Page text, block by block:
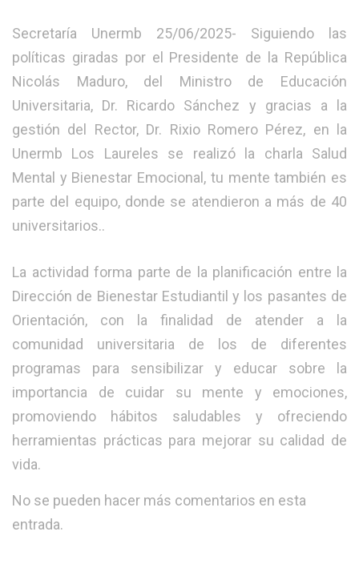
Secretaría Unermb 25/06/2025- Siguiendo las
políticas giradas por el Presidente de la República
Nicolás Maduro, del Ministro de Educación
Universitaria, Dr. Ricardo Sánchez y gracias a la
gestión del Rector, Dr. Rixio Romero Pérez, en la
Unermb Los Laureles se realizó la charla Salud
Mental y Bienestar Emocional, tu mente también es
parte del equipo, donde se atendieron a más de 40
universitarios..
La actividad forma parte de la planificación entre la
Dirección de Bienestar Estudiantil y los pasantes de
Orientación, con la finalidad de atender a la
comunidad universitaria de los de diferentes
programas para sensibilizar y educar sobre la
importancia de cuidar su mente y emociones,
promoviendo hábitos saludables y ofreciendo
herramientas prácticas para mejorar su calidad de
vida.
No se pueden hacer más comentarios en esta
entrada.